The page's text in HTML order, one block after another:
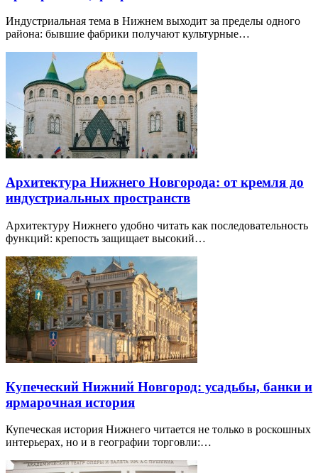
Индустриальная тема в Нижнем выходит за пределы одного
района: бывшие фабрики получают культурные…
Архитектура Нижнего Новгорода: от кремля до
индустриальных пространств
Архитектуру Нижнего удобно читать как последовательность
функций: крепость защищает высокий…
Купеческий Нижний Новгород: усадьбы, банки и
ярмарочная история
Купеческая история Нижнего читается не только в роскошных
интерьерах, но и в географии торговли:…